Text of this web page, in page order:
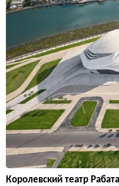
Королевский театр